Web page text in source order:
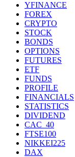
YFINANCE
FOREX
CRYPTO
STOCK
BONDS
OPTIONS
FUTURES
ETF
FUNDS
PROFILE
FINANCIALS
STATISTICS
DIVIDEND
CAC_40
FTSE100
NIKKEI225
DAX